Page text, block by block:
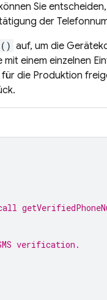
Sie
der
auf, um die
einem einzelnen
die Produktion
verification.